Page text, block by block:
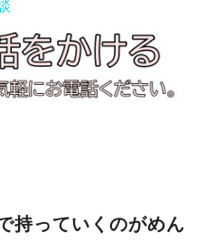
持っていくのがめん